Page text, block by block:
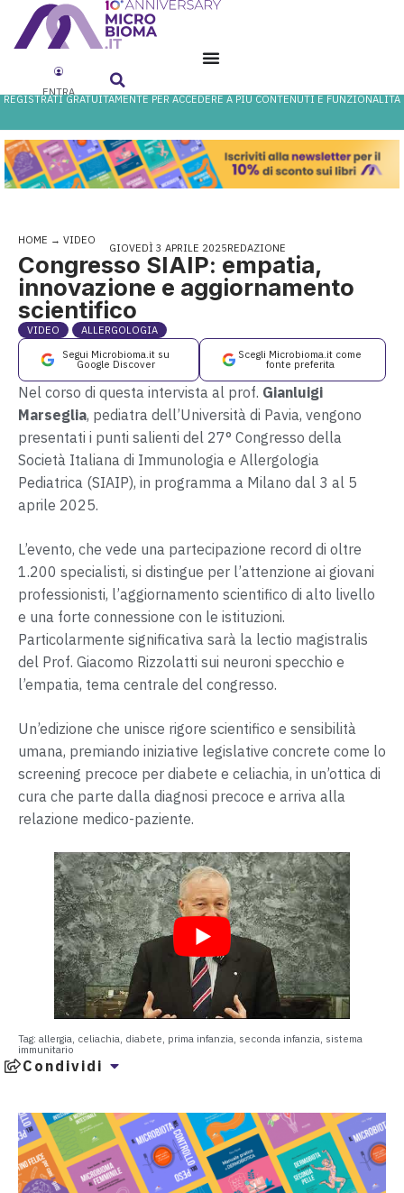
ENTRA
REGISTRATI GRATUITAMENTE PER ACCEDERE A PIÙ CONTENUTI E FUNZIONALITÀ
HOME → VIDEO
GIOVEDÌ 3 APRILE 2025REDAZIONE
Congresso SIAIP: empatia,
innovazione e aggiornamento
scientifico
VIDEO
ALLERGOLOGIA
Segui Microbioma.it su
Google Discover
Scegli Microbioma.it come
fonte preferita
​​Nel corso di questa intervista al prof. Gianluigi
Marseglia, pediatra dell’Università di Pavia, vengono
presentati i punti salienti del 27° Congresso della
Società Italiana di Immunologia e Allergologia
Pediatrica (SIAIP), in programma a Milano dal 3 al 5
aprile 2025.
L’evento, che vede una partecipazione record di oltre
1.200 specialisti, si distingue per l’attenzione ai giovani
professionisti, l’aggiornamento scientifico di alto livello
e una forte connessione con le istituzioni.
Particolarmente significativa sarà la lectio magistralis
del Prof. Giacomo Rizzolatti sui neuroni specchio e
l’empatia, tema centrale del congresso.
Un’edizione che unisce rigore scientifico e sensibilità
umana, premiando iniziative legislative concrete come lo
screening precoce per diabete e celiachia, in un’ottica di
cura che parte dalla diagnosi precoce e arriva alla
relazione medico-paziente.
Tag: allergia celiachia diabete prima infanzia seconda infanzia sistema
immunitario
Condividi